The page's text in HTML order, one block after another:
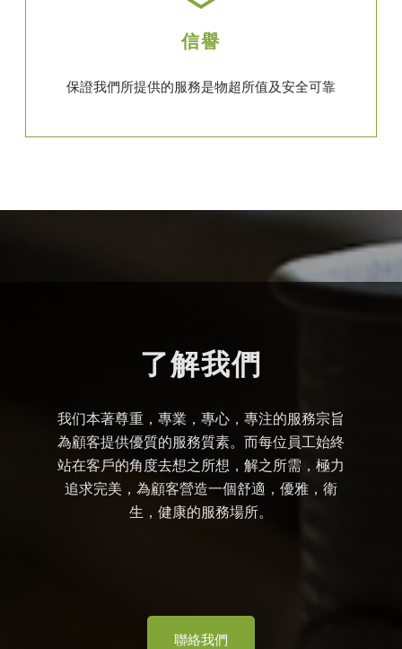
信譽
保證我們所提供的服務是物超所值及安全可靠
了解我們
我们本著尊重，專業，專心，專注的服務宗旨
為顧客提供優質的服務質素。而每位員工始終
站在客戶的角度去想之所想，解之所需，極力
追求完美，為顧客營造一個舒適，優雅，衛
生，健康的服務場所。
聯絡我們